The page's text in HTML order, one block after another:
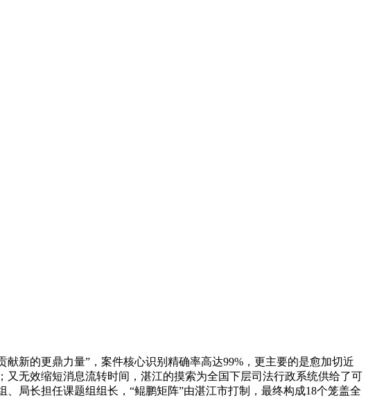
的更鼎力量”，案件核心识别精确率高达99%，更主要的是愈加切近
无效缩短消息流转时间，湛江的摸索为全国下层司法行政系统供给了可
局长担任课题组组长，“鲲鹏矩阵”由湛江市打制，最终构成18个笼盖全